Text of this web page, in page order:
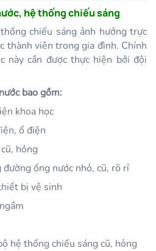
hệ thống chiếu sáng
chiếu sáng ảnh hưởng trực
thành viên trong gia đình. Chính
này cần được thực hiện bởi đội
bao gồm:
khoa học
ổ điện
hỏng
ống nước nhỏ, cũ, rõ rỉ
bị vệ sinh
hệ thống chiếu sáng cũ, hỏng